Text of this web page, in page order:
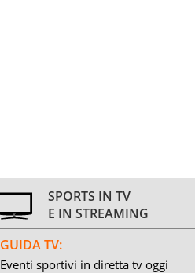
SPORTS IN TV
E IN STREAMING
GUIDA TV:
Eventi sportivi in diretta tv oggi